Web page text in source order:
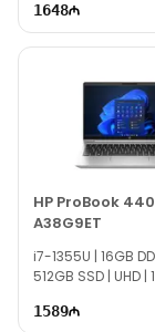
Спасибо за
1648
HP ProBook 440
A38G9ET
i7-1355U | 16GB
512GB SSD | UHD |
1589